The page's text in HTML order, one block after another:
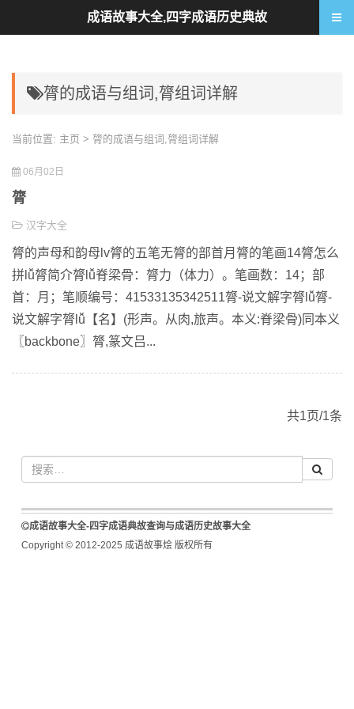
膂的成语与组词,膂组词详解
当前位置: 主页 > 膂的成语与组词,膂组词详解
06月02日
膂
汉字大全
膂的声母和韵母lv膂的五笔无膂的部首月膂的笔画14膂怎么
拼lǚ膂简介膂lǚ脊梁骨：膂力（体力）。笔画数：14；部
首：月；笔顺编号：41533135342511膂-说文解字膂lǚ膂-
说文解字膂lǚ【名】(形声。从肉,旅声。本义:脊梁骨)同本义
〖backbone〗膂,篆文吕...
共1页/1条
成语故事大全-四字成语典故查询与成语历史故事大全
Copyright © 2012-2025 成语故事烩 版权所有
成语故事大全,四字成语历史典故